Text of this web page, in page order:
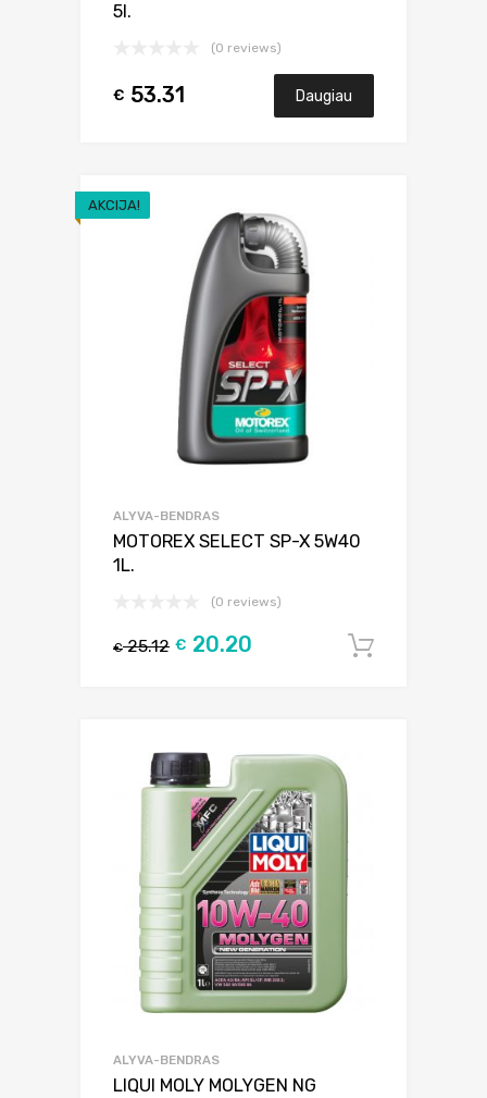
5l.
(0 reviews)
€ 53.31 Daugiau
AKCIJA!
ALYVA-BENDRAS
MOTOREX SELECT SP-X 5W40
1L.
(0 reviews)
€25.12 € 20.20
ALYVA-BENDRAS
LIQUI MOLY MOLYGEN NG